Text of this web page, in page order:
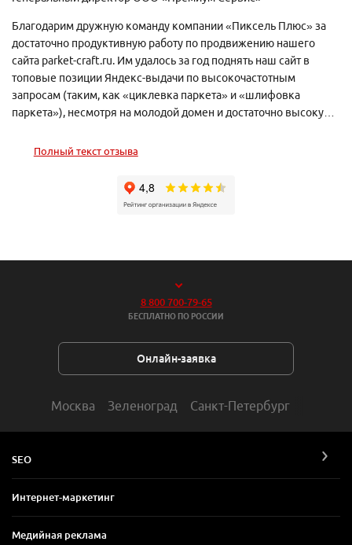
Полный текст отзыва
Благодарим дружную команду компании «Пиксель Плюс» за
достаточно продуктивную работу по продвижению нашего
сайта parket-craft.ru. Им удалось за год поднять наш сайт в
топовые позиции Яндекс-выдачи по высокочастотным
запросам (таким, как «циклевка паркета» и «шлифовка
паркета»), несмотря на молодой домен и достаточно высокую
работ.
8 800 700-79-65
БЕСПЛАТНО ПО РОССИИ
Онлайн-заявка
Москва Зеленоград Санкт-Петербург
SEO
Интернет-маркетинг
Медийная реклама